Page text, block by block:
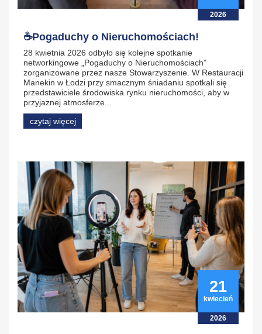
2026
☕Pogaduchy o Nieruchomościach!
28 kwietnia 2026 odbyło się kolejne spotkanie
networkingowe „Pogaduchy o Nieruchomościach”
zorganizowane przez nasze Stowarzyszenie. W Restauracji
Manekin w Łodzi przy smacznym śniadaniu spotkali się
przedstawiciele środowiska rynku nieruchomości, aby w
przyjaznej atmosferze...
czytaj więcej
21
kwiecień
2026